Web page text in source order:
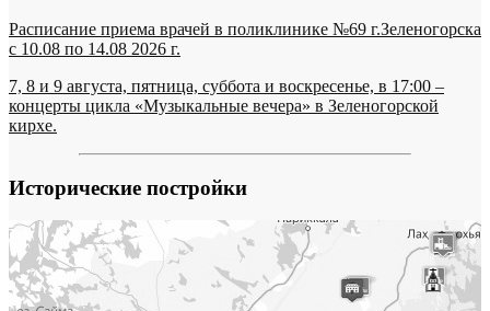
Расписание приема врачей в поликлинике №69 г.Зеленогорска
c 10.08 по 14.08 2026 г.
7, 8 и 9 августа, пятница, суббота и воскресенье, в 17:00 –
концерты цикла «Музыкальные вечера» в Зеленогорской
кирхе.
Исторические постройки